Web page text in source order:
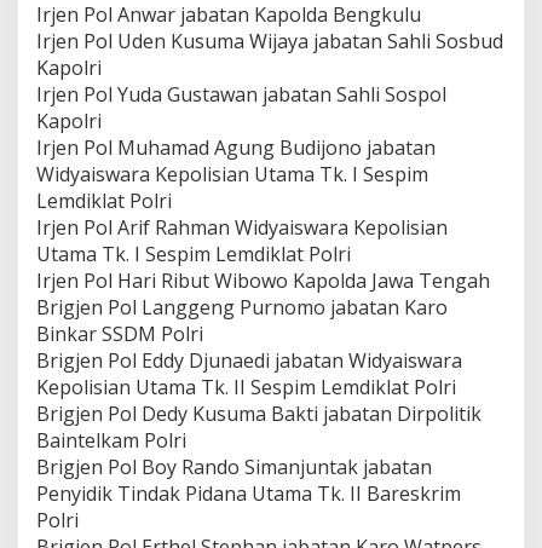
Irjen Pol Anwar jabatan Kapolda Bengkulu
Irjen Pol Uden Kusuma Wijaya jabatan Sahli Sosbud
Kapolri
Irjen Pol Yuda Gustawan jabatan Sahli Sospol
Kapolri
Irjen Pol Muhamad Agung Budijono jabatan
Widyaiswara Kepolisian Utama Tk. I Sespim
Lemdiklat Polri
Irjen Pol Arif Rahman Widyaiswara Kepolisian
Utama Tk. I Sespim Lemdiklat Polri
Irjen Pol Hari Ribut Wibowo Kapolda Jawa Tengah
Brigjen Pol Langgeng Purnomo jabatan Karo
Binkar SSDM Polri
Brigjen Pol Eddy Djunaedi jabatan Widyaiswara
Kepolisian Utama Tk. II Sespim Lemdiklat Polri
Brigjen Pol Dedy Kusuma Bakti jabatan Dirpolitik
Baintelkam Polri
Brigjen Pol Boy Rando Simanjuntak jabatan
Penyidik Tindak Pidana Utama Tk. II Bareskrim
Polri